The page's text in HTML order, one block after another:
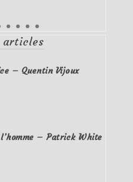
articles
– Quentin Vijoux
– Patrick White